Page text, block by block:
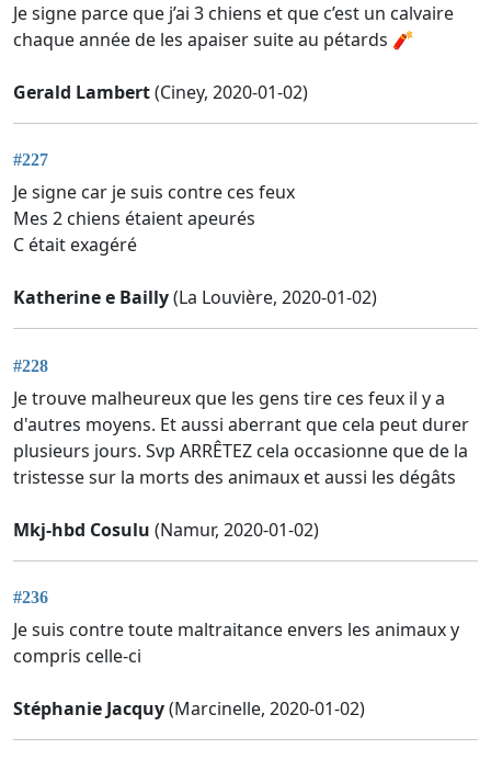
Je signe parce que j’ai 3 chiens et que c’est un calvaire
chaque année de les apaiser suite au pétards 🧨
Gerald Lambert(Ciney, 2020-01-02)
#227
Je signe car je suis contre ces feux
Mes 2 chiens étaient apeurés
C était exagéré
Katherine e Bailly(La Louvière, 2020-01-02)
#228
Je trouve malheureux que les gens tire ces feux il y a
d'autres moyens. Et aussi aberrant que cela peut durer
plusieurs jours. Svp ARRÊTEZ cela occasionne que de la
tristesse sur la morts des animaux et aussi les dégâts
Mkj-hbd Cosulu (Namur, 2020-01-02)
#236
Je suis contre toute maltraitance envers les animaux y
compris celle-ci
Stéphanie Jacquy(Marcinelle, 2020-01-02)